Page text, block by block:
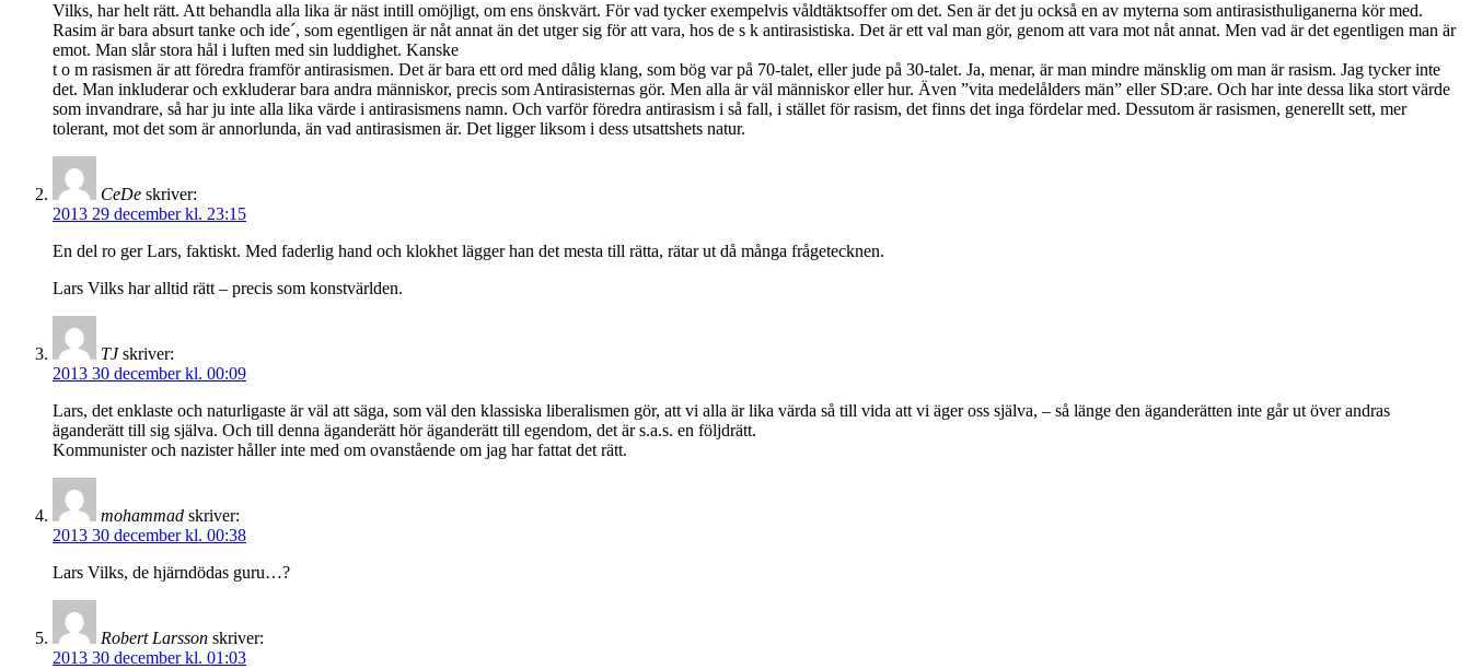
Vilks, har helt rätt. Att behandla alla lika är näst intill omöjligt, om ens önskvärt. För vad tycker exempelvis våldtäktsoffer om det. Sen är det ju också en av myterna som antirasisthuliganerna kör med.
Rasim är bara absurt tanke och ide´, som egentligen är nåt annat än det utger sig för att vara, hos de s k antirasistiska. Det är ett val man gör, genom att vara mot nåt annat. Men vad är det egentligen man är
emot. Man slår stora hål i luften med sin luddighet. Kanske
t o m rasismen är att föredra framför antirasismen. Det är bara ett ord med dålig klang, som bög var på 70-talet, eller jude på 30-talet. Ja, menar, är man mindre mänsklig om man är rasism. Jag tycker inte
det. Man inkluderar och exkluderar bara andra människor, precis som Antirasisternas gör. Men alla är väl människor eller hur. Även ”vita medelålders män” eller SD:are. Och har inte dessa lika stort värde
som invandrare, så har ju inte alla lika värde i antirasismens namn. Och varför föredra antirasism i så fall, i stället för rasism, det finns det inga fördelar med. Dessutom är rasismen, generellt sett, mer
tolerant, mot det som är annorlunda, än vad antirasismen är. Det ligger liksom i dess utsattshets natur.
CeDe skriver:
2013 29 december kl. 23:15
En del ro ger Lars, faktiskt. Med faderlig hand och klokhet lägger han det mesta till rätta, rätar ut då många frågetecknen.
Lars Vilks har alltid rätt – precis som konstvärlden.
TJ skriver:
2013 30 december kl. 00:09
Lars, det enklaste och naturligaste är väl att säga, som väl den klassiska liberalismen gör, att vi alla är lika värda så till vida att vi äger oss själva, – så länge den äganderätten inte går ut över andras
äganderätt till sig själva. Och till denna äganderätt hör äganderätt till egendom, det är s.a.s. en följdrätt.
Kommunister och nazister håller inte med om ovanstående om jag har fattat det rätt.
mohammad skriver:
2013 30 december kl. 00:38
Lars Vilks, de hjärndödas guru…?
Robert Larsson skriver:
2013 30 december kl. 01:03